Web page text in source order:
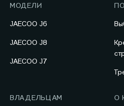
МОДЕЛИ
JAECOO J6
JAECOO J8
JAECOO J7
ВЛАДЕЛЬЦАМ О